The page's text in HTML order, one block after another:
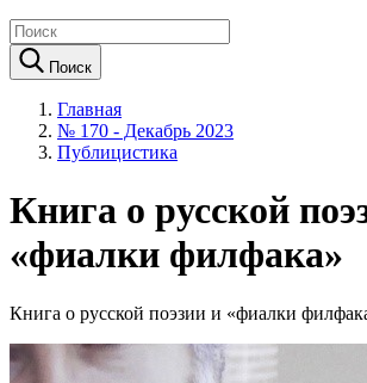
Поиск
Главная
№ 170 - Декабрь 2023
Публицистика
Книга о русской
«фиалки филфака»
Книга о русской поэзии и «фиалки